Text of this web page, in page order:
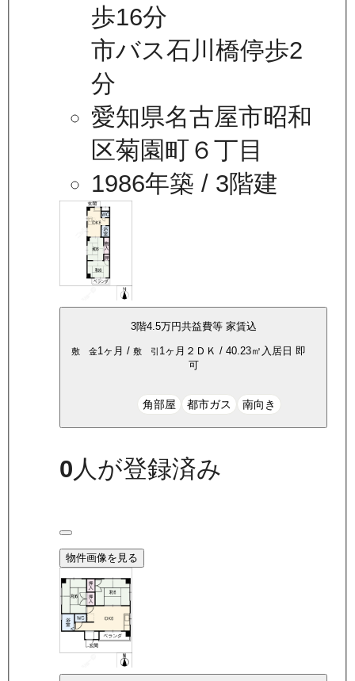
歩16分
市バス石川橋停歩2
分
愛知県名古屋市昭和
区菊園町６丁目
1986年築 / 3階建
3階4.5万円共益費等 家賃込
敷 金1ヶ月 / 敷 引 1ヶ月 ２ＤＫ / 40.23㎡ 入居日 即
可
角部屋 都市ガス 南向き
0 人が登録済み
物件画像を見る